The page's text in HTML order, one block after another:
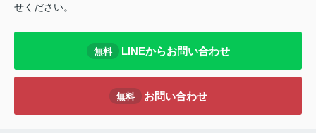
せください。
無料 LINEからお問い合わせ
無料 お問い合わせ